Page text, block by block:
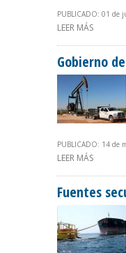
PUBLICADO: 01 de
LEER MÁS
Gobierno
PUBLICADO: 14 de
LEER MÁS
Fuentes